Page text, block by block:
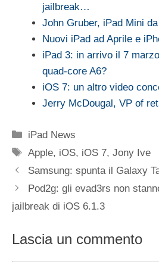
jailbreak…
John Gruber, iPad Mini
Nuovi iPad ad Aprile e
iPad 3: in arrivo il 7
quad-core A6?
iOS 7: un altro video
Jerry McDougal, VP of
Categorie
iPad News
Tag
Apple, iOS, iOS 7,Jony Ive
Samsung: spunta il Galaxy
Pod2g: gli evad3rs non
jailbreak di iOS 6.1.3
Lascia un commento